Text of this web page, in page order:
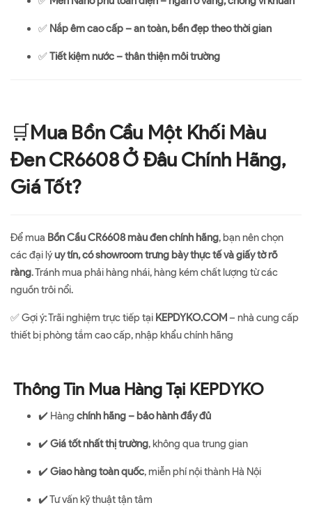
✅ Nắp êm cao cấp – an toàn, bền đẹp theo thời gian
✅Tiết kiệm nước – thân thiện môi trường
🛒Mua Bồn Cầu Một Khối Màu
Đen CR6608 Ở Đâu Chính Hãng,
Giá Tốt?
Để mua Bồn Cầu CR6608 màu đen chính hãng, bạn nên chọn
các đại lýuy tín, có showroom trưng bày thực tế và giấy tờ rõ
ràng. Tránh mua phải hàng nhái, hàng kém chất lượng từ các
nguồn trôi nổi.
✅ Gợi ý: Trãi nghiệm trực tiếp tại KEPDYKO.COM– nhà cung cấp
thiết bị phòng tắm cao cấp, nhập khẩu chính hãng
Thông Tin Mua Hàng Tại KEPDYKO
✔️ Hàng chính hãng – bảo hành đầy đủ
✔️Giá tốt nhất thị trường, không qua trung gian
✔️Giao hàng toàn quốc, miễn phí nội thành Hà Nội
✔️ Tư vấn kỹ thuật tận tâm